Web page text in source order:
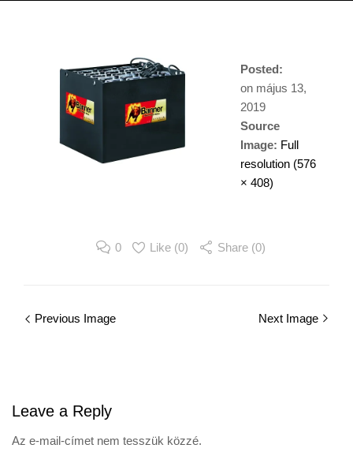
Posted:
on május 13,
2019
Source
Image: Full
resolution (576
× 408)
0 Like (0) Share (0)
Previous Image Next Image
Leave a Reply
Az e-mail-címet nem tesszük közzé.